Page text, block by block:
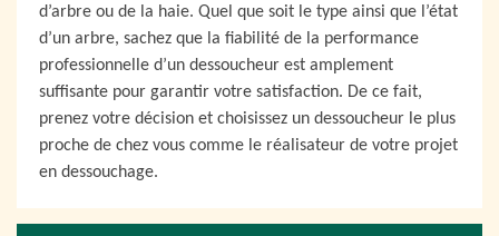
d’arbre ou de la haie. Quel que soit le type ainsi que l’état
d’un arbre, sachez que la fiabilité de la performance
professionnelle d’un dessoucheur est amplement
suffisante pour garantir votre satisfaction. De ce fait,
prenez votre décision et choisissez un dessoucheur le plus
proche de chez vous comme le réalisateur de votre projet
en dessouchage.